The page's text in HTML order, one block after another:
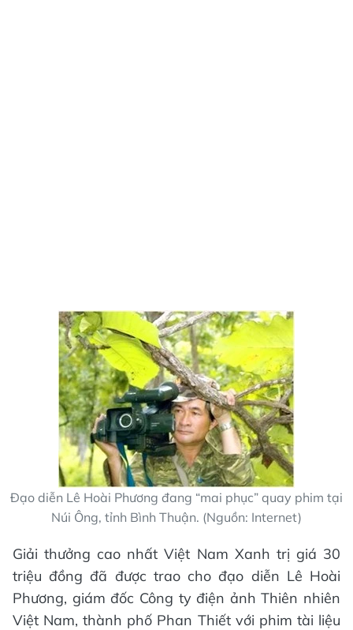
Đạo diễn Lê Hoài Phương đang “mai phục” quay phim tại
Núi Ông, tỉnh Bình Thuận. (Nguồn: Internet)
Giải thưởng cao nhất Việt Nam Xanh trị giá 30
triệu đồng đã được trao cho đạo diễn Lê Hoài
Phương, giám đốc Công ty điện ảnh Thiên nhiên
Việt Nam, thành phố Phan Thiết với phim tài liệu